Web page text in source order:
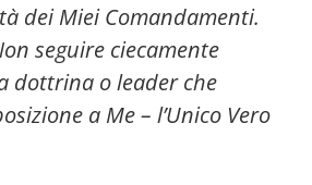
dei Miei Comandamenti.
seguire ciecamente
dottrina o leader che
a Me – l’Unico Vero